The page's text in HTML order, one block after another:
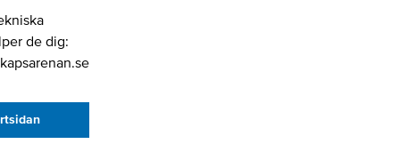
de dig: